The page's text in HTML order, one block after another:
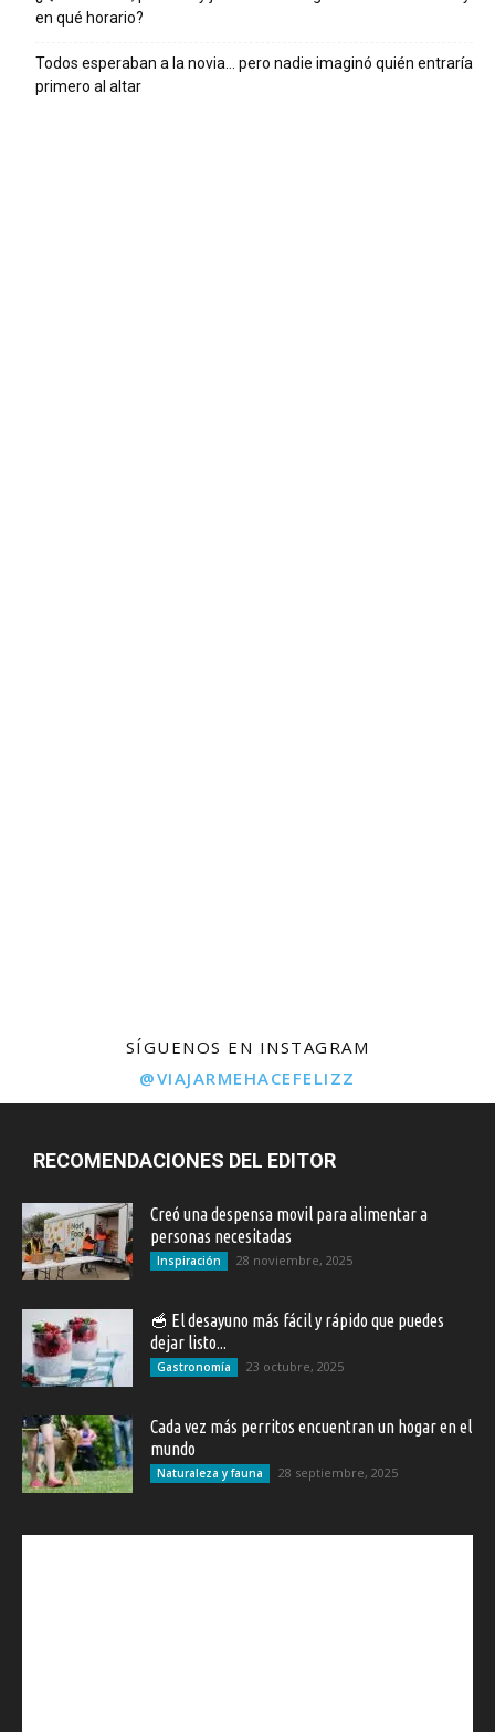
en qué horario?
Todos esperaban a la novia… pero nadie imaginó quién entraría
primero al altar
SÍGUENOS EN INSTAGRAM
@VIAJARMEHACEFELIZZ
RECOMENDACIONES DEL EDITOR
Creó una despensa movil para alimentar a
personas necesitadas
Inspiración 28 noviembre, 2025
🥣 El desayuno más fácil y rápido que puedes
dejar listo...
Gastronomía 23 octubre, 2025
Cada vez más perritos encuentran un hogar en el
mundo
Naturaleza y fauna 28 septiembre, 2025